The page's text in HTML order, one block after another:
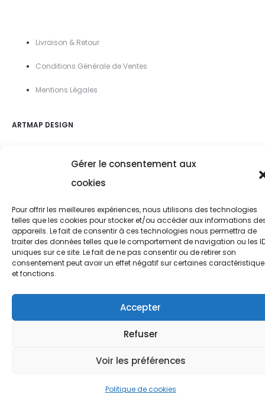
Gérer le consentement aux
cookies
Pour offrir les meilleures expériences, nous utilisons des technologies
telles que les cookies pour stocker et/ou accéder aux informations
appareils. Le fait de consentir à ces technologies nous permettra de
traiter des données telles que le comportement de navigation ou les
uniques sur ce site. Le fait de ne pas consentir ou de retirer son
consentement peut avoir un effet négatif sur certaines
et fonctions.
Accepter
Refuser
Voir les préférences
Politique de cookies
Livraison & Retour
Conditions Générale de Ventes
Mentions Légales
ARTMAP DESIGN